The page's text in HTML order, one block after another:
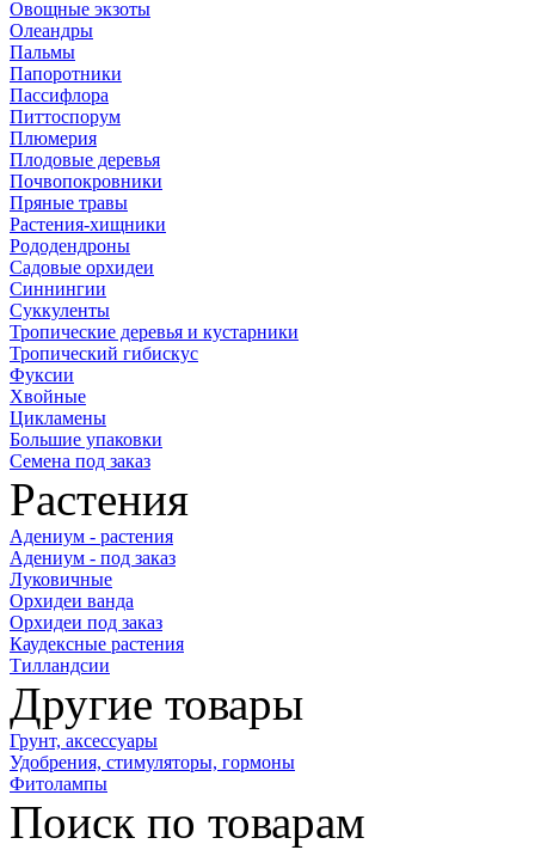
Овощные экзоты
Олеандры
Пальмы
Папоротники
Пассифлора
Питтоспорум
Плюмерия
Плодовые деревья
Почвопокровники
Пряные травы
Растения-хищники
Рододендроны
Садовые орхидеи
Синнингии
Суккуленты
Тропические деревья и кустарники
Тропический гибискус
Фуксии
Хвойные
Цикламены
Большие упаковки
Семена под заказ
Растения
Адениум - растения
Адениум - под заказ
Луковичные
Орхидеи ванда
Орхидеи под заказ
Каудексные растения
Тилландсии
Другие товары
Грунт, аксессуары
Удобрения, стимуляторы, гормоны
Фитолампы
Поиск по товарам